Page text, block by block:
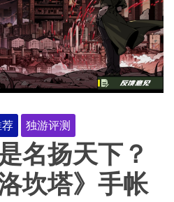
独游评测
名扬天下？
坎塔》手帐